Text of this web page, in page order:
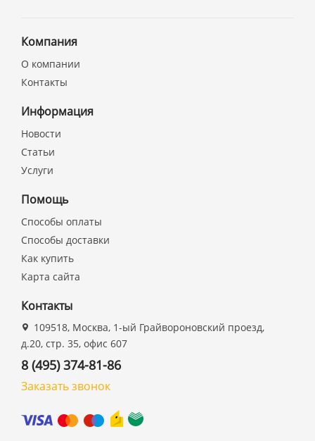
Компания
О компании
Контакты
Информация
Новости
Статьи
Услуги
Помощь
Способы оплаты
Способы доставки
Как купить
Карта сайта
Контакты
109518, Москва, 1-ый Грайвороновский проезд,
д.20, стр. 35, офис 607
8 (495) 374-81-86
Заказать звонок